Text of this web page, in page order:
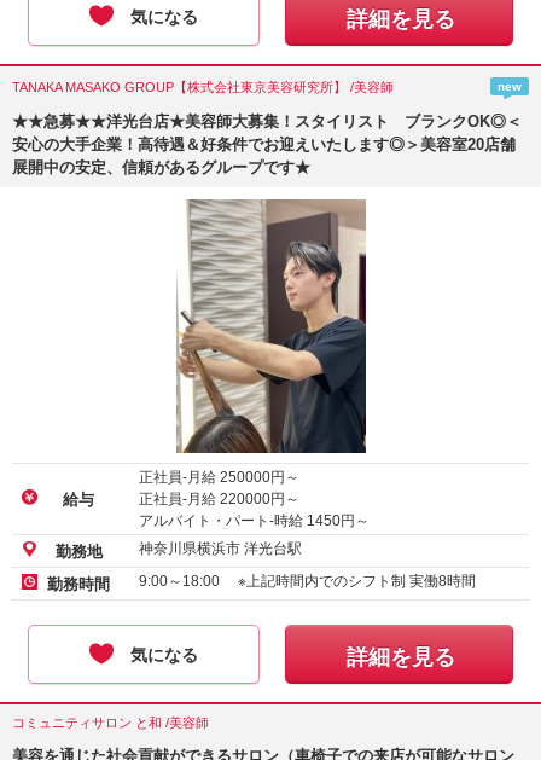
気になる 詳細を見る
TANAKA MASAKO GROUP【株式会社東京美容研究所】 /美容師 new
★★急募★★洋光台店★美容師大募集！スタイリスト ブランクOK◎＜
安心の大手企業！高待遇＆好条件でお迎えいたします◎＞美容室20店舗
展開中の安定、信頼があるグループです★
給与
正社員-月給 250000円～
正社員-月給 220000円～
アルバイト・パート-時給 1450円～
勤務地 神奈川県横浜市 洋光台駅
勤務時間 9:00～18:00 ※上記時間内でのシフト制 実働8時間
気になる 詳細を見る
コミュニティサロン と和 /美容師
美容を通じた社会貢献ができるサロン（車椅子での来店が可能なサロン